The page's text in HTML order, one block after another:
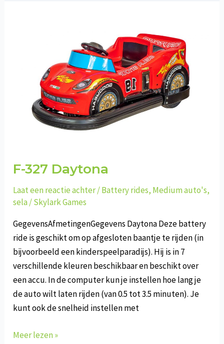
F-327 Daytona
Laat een reactie achter/Battery rides, Medium auto's,
sela/Skylark Games
GegevensAfmetingenGegevens Daytona Deze battery
ride is geschikt om op afgesloten baantje te rijden (in
bijvoorbeeld een kinderspeelparadijs). Hij is in 7
verschillende kleuren beschikbaar en beschikt over
een accu. In de computer kun je instellen hoe lang je
de auto wilt laten rijden (van 0.5 tot 3.5 minuten). Je
kunt ook de snelheid instellen met
F-
Meer lezen »